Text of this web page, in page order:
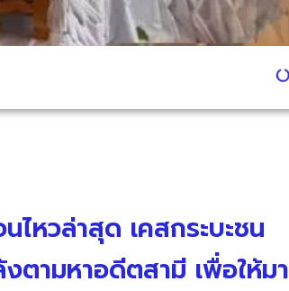
ไหวล่าสุด เคสกระบะชน
ตามหาอดีตสามี เพื่อให้มา